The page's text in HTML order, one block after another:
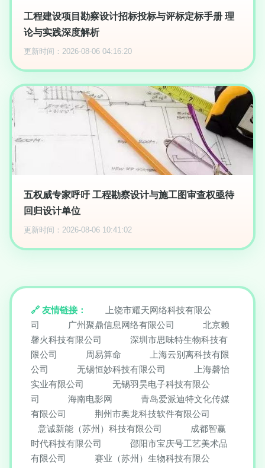
工程建设项目勘察设计招标投标与评标定标手册 理
论与实践深度解析
更新时间：2026-08-06 04:16:20
五权威专家呼吁 工程勘察设计与施工图审查权亟待
回归设计单位
更新时间：2026-08-06 10:41:02
友情链接：
上饶市耀天网络科技有限公
司
广州聚鼎信息网络有限公司
北京赖
馨火科技有限公司
深圳市思味特生物科技有
限公司
周易算命
上海云别离科技有限
公司
无锡恒妙科技有限公司
上海磬怡
实业有限公司
无锡羽昊电子科技有限公
司
海南电影网
青岛爱派迪特文化传媒
有限公司
荆州市奥龙科技软件有限公司
意诚新能（苏州）科技有限公司
成都智赢
时代科技有限公司
邵阳市宝庆号工艺美术品
有限公司
赛业（苏州）生物科技有限公